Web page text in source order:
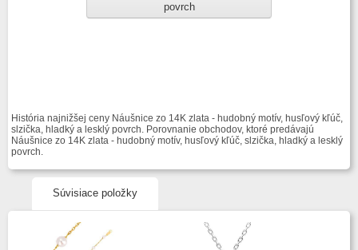
povrch
História najnižšej ceny Náušnice zo 14K zlata - hudobný motív, husľový kľúč,
slzička, hladký a lesklý povrch. Porovnanie obchodov, ktoré predávajú
Náušnice zo 14K zlata - hudobný motív, husľový kľúč, slzička, hladký a lesklý
povrch.
Súvisiace položky